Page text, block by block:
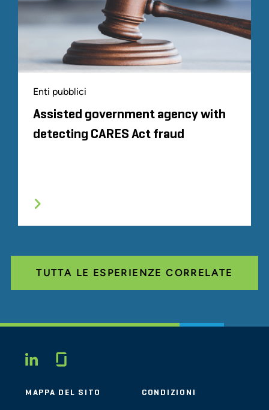
Enti pubblici
Assisted government agency with
detecting CARES Act fraud
TUTTA LE ESPERIENZE CORRELATE
LINKEDIN
MAPPA DEL SITO CONDIZIONI